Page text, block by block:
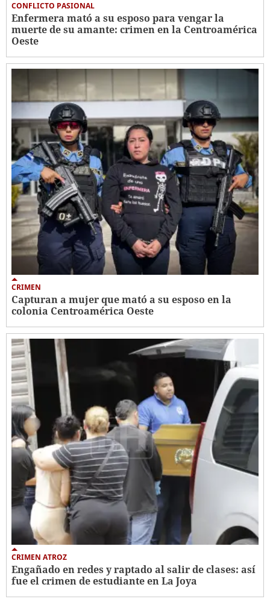
CONFLICTO PASIONAL
Enfermera mató a su esposo para vengar la
muerte de su amante: crimen en la Centroamérica
Oeste
CRIMEN
Capturan a mujer que mató a su esposo en la
colonia Centroamérica Oeste
CRIMEN ATROZ
Engañado en redes y raptado al salir de clases: así
fue el crimen de estudiante en La Joya